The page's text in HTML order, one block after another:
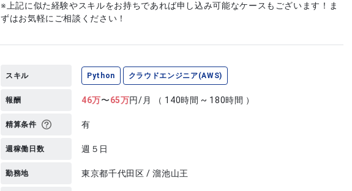
上記に似た経験やスキルをお持ちであれば申し込み可能なケースもございます！ま
ずはお気軽にご相談ください！
スキル Python クラウドエンジニア(AWS)
報酬 46万〜65万円/月 （ 140時間 ~ 180時間 ）
精算条件 有
週稼働日数 週５日
勤務地 東京都千代田区 / 溜池山王